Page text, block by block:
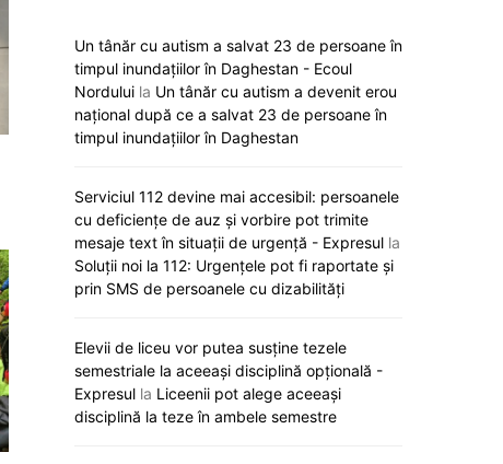
Un tânăr cu autism a salvat 23 de persoane în
timpul inundațiilor în Daghestan - Ecoul
Nordului la Un tânăr cu autism a devenit erou
național după ce a salvat 23 de persoane în
timpul inundațiilor în Daghestan
Serviciul 112 devine mai accesibil: persoanele
cu deficiențe de auz și vorbire pot trimite
mesaje text în situații de urgență - Expresul la
Soluții noi la 112: Urgențele pot fi raportate și
prin SMS de persoanele cu dizabilități
Elevii de liceu vor putea susține tezele
semestriale la aceeași disciplină opțională -
Expresul la Liceenii pot alege aceeași
disciplină la teze în ambele semestre